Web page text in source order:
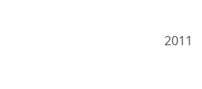
2011